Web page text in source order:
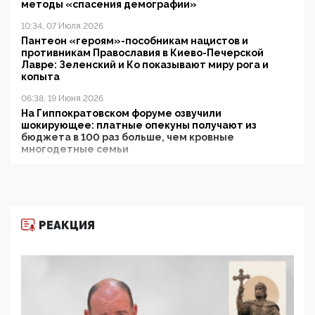
методы «спасения демографии»
10:34, 07 Июля 2026
Пантеон «героям»-пособникам нацистов и
противникам Православия в Киево-Печерской
Лавре: Зеленский и Ко показывают миру рога и
копыта
06:38, 19 Июня 2026
На Гиппократовском форуме озвучили
шокирующее: платные опекуны получают из
бюджета в 100 раз больше, чем кровные
многодетные семьи
11:53, 09 Июня 2026
деятельность ИИТО ЮНЕСКО в России, но
цифроглобалисты продолжают определять
повестку в образовании
09:43, 01 Июня 2026
РЕАКЦИЯ